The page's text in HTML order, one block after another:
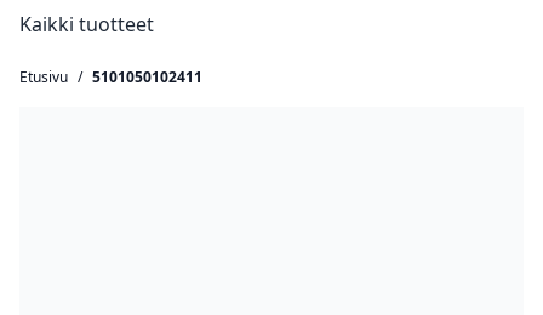
Kaikki tuotteet
Etusivu / 5101050102411